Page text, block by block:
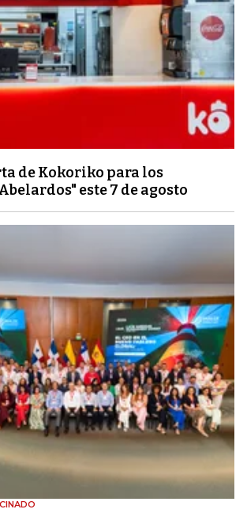
de Kokoriko para los
este 7 de agosto